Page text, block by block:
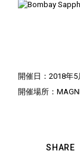
開催日：2018年5
開催場所：
SHARE